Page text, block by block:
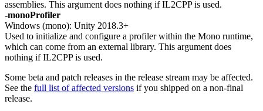
assemblies. This argument does nothing if IL2CPP is used.
-monoProfiler
Windows (mono): Unity 2018.3+
Used to initialize and configure a profiler within the Mono runtime,
which can come from an external library. This argument does
nothing if IL2CPP is used.
Some beta and patch releases in the release stream may be affected.
See the full list of affected versions if you shipped on a non-final
release.